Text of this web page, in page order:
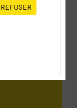
du
Ces cookies